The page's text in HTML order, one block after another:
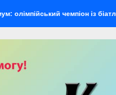
чемпіон із біатлону